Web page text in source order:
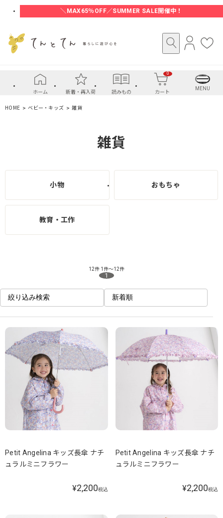
＼MAX65％OFF／SUMMER SALE開催中！
に
入
り
ホーム 新着・再入荷 読みもの カート
0
MENU
HOME ベビー・キッズ 雑貨
雑貨
小物 おもちゃ
教育・工作
12件 1件～12件
1
絞り込み検索 新着順
Petit Angelina キッズ長傘 ナチ
ュラルミニフラワー
¥2,200税込
Petit Angelina キッズ長傘 ナチ
ュラルミニフラワー
¥2,200税込